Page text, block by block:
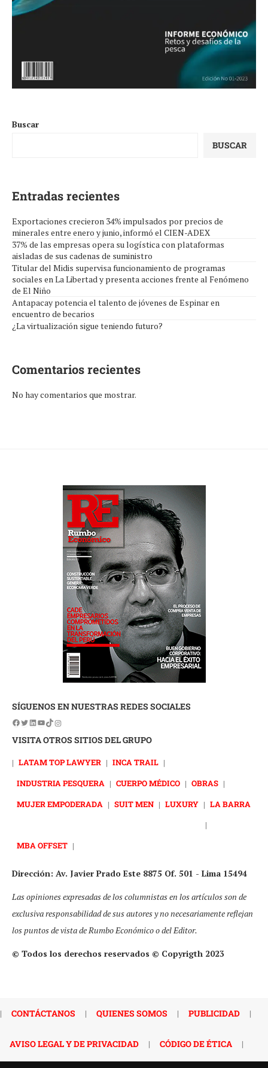
Buscar
BUSCAR
Entradas recientes
Exportaciones crecieron 34% impulsados por precios de
minerales entre enero y junio, informó el CIEN-ADEX
37% de las empresas opera su logística con plataformas
aisladas de sus cadenas de suministro
Titular del Midis supervisa funcionamiento de programas
sociales en La Libertad y presenta acciones frente al Fenómeno
de El Niño
Antapacay potencia el talento de jóvenes de Espinar en
encuentro de becarios
¿La virtualización sigue teniendo futuro?
Comentarios recientes
No hay comentarios que mostrar.
SÍGUENOS EN NUESTRAS REDES SOCIALES
VISITA OTROS SITIOS DEL GRUPO
| LATAM TOP LAWYER | INCA TRAIL |
INDUSTRIA PESQUERA | CUERPO MÉDICO | OBRAS |
MUJER EMPODERADA | SUIT MEN | LUXURY | LA BARRA
|
MBA OFFSET |
Dirección: Av. Javier Prado Este 8875 Of. 501 - Lima 15494
Las opiniones expresadas de los columnistas en los artículos son de
exclusiva responsabilidad de sus autores y no necesariamente reflejan
los puntos de vista de Rumbo Económico o del Editor.
© Todos los derechos reservados © Copyrigth 2023
| CONTÁCTANOS | QUIENES SOMOS | PUBLICIDAD |
AVISO LEGAL Y DE PRIVACIDAD | CÓDIGO DE ÉTICA |